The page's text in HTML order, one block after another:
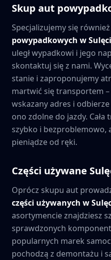
Skup aut
Specjalizujemy się
powypadkowych w
uległ wypadkowi i jego
skontaktuj się z nami.
stanie i zaproponujemy
martwić się transportem
wskazany adres i
ono zdolne do jazdy.
szybko i bezproblemowo,
pieniądze od ręki.
Części używane
Oprócz skupu aut
części używanych w
asortymencie znajdziesz
sprawdzonych
popularnych marek
pochodzą z demontażu i